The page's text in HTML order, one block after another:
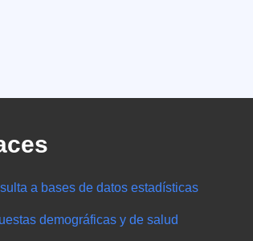
a bases de datos estadísticas
demográficas y de salud